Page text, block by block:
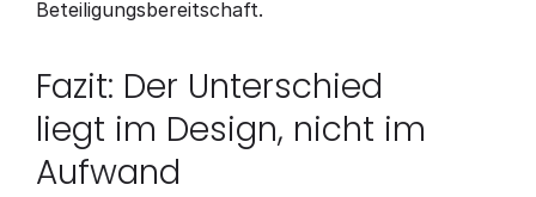
Beteiligungsbereitschaft.
Fazit: Der Unterschied
liegt im Design, nicht im
Aufwand